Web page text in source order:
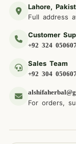
Lahore,
Full address
Customer
+92 324
Sales Team
+92 304
For orders,